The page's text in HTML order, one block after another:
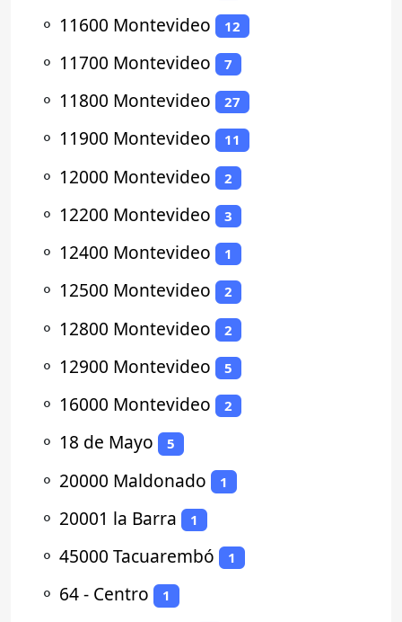
⚬ 11600 Montevideo 12
⚬ 11700 Montevideo 7
⚬ 11800 Montevideo 27
⚬ 11900 Montevideo 11
⚬ 12000 Montevideo 2
⚬ 12200 Montevideo 3
⚬ 12400 Montevideo 1
⚬ 12500 Montevideo 2
⚬ 12800 Montevideo 2
⚬ 12900 Montevideo 5
⚬ 16000 Montevideo 2
⚬ 18 de Mayo 5
⚬ 20000 Maldonado 1
⚬ 20001 la Barra 1
⚬ 45000 Tacuarembó 1
⚬ 64 - Centro 1